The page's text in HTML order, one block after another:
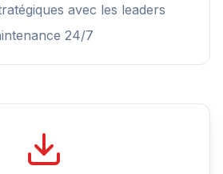
avec les leaders
24/7